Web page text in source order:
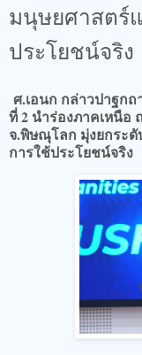
มนุษยศาสตร์
ประโยชน์จริง
ศ.เอนก กล่าวปาฐกถ
ที่ 2 นำร่องภาคเหนื
จ.พิษณุโลก มุ่งยกระ
การใช้ประโยชน์จริง